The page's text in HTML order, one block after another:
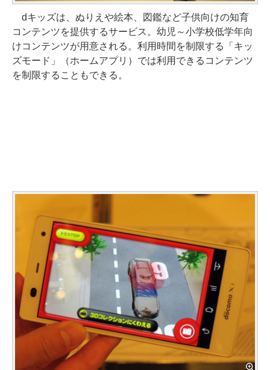
dキッズは、ぬりえや絵本、図鑑など子供向けの知育
コンテンツを提供するサービス。幼児～小学校低学年向
けコンテンツが用意される。利用時間を制限する「キッ
ズモード」（ホームアプリ）では利用できるコンテンツ
を制限することもできる。